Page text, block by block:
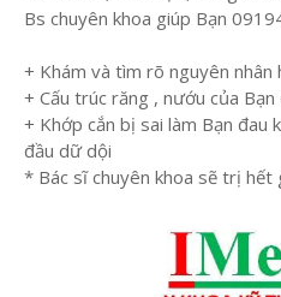
Bs chuyên khoa giúp Bạn
+ Khám và tìm rõ nguyên nhân
+ Cấu trúc răng , nướu của
+ Khớp cắn bị sai làm Bạn đau
đầu dữ dội
* Bác sĩ chuyên khoa sẽ trị hết